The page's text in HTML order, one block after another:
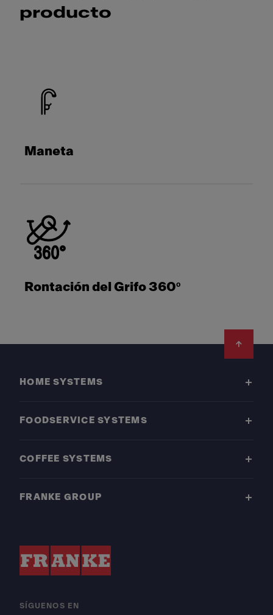
producto
Maneta
Rontación del Grifo 360º
HOME SYSTEMS
FOODSERVICE SYSTEMS
COFFEE SYSTEMS
FRANKE GROUP
SÍGUENOS EN